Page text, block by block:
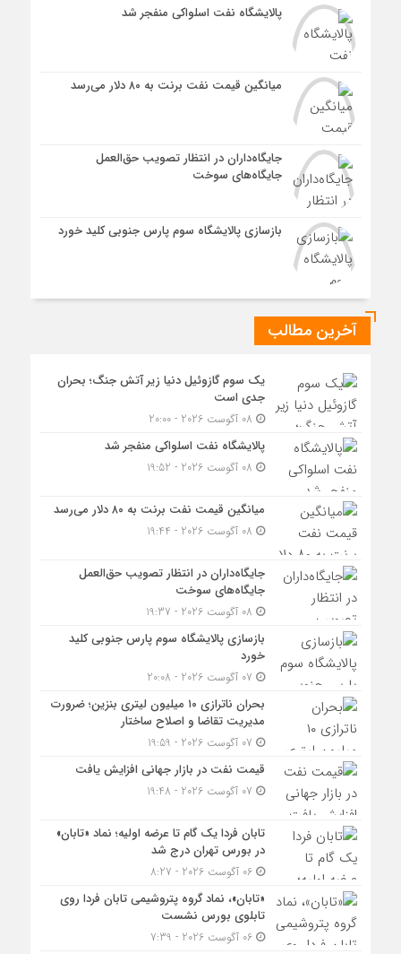
پالایشگاه نفت اسلواکی منفجر شد
میانگین قیمت نفت برنت به ۸۰ دلار می‌رسد
جایگاه‌داران در انتظار تصویب حق‌العمل
جایگاه‌های سوخت
بازسازی پالایشگاه سوم پارس جنوبی کلید خورد
آخرین مطالب
یک سوم گازوئیل دنیا زیر آتش جنگ؛ بحران
جدی است
پالایشگاه نفت اسلواکی منفجر شد
میانگین قیمت نفت برنت به ۸۰ دلار می‌رسد
جایگاه‌داران در انتظار تصویب حق‌العمل
جایگاه‌های سوخت
بازسازی پالایشگاه سوم پارس جنوبی کلید
خورد
بحران ناترازی ۱۰ میلیون لیتری بنزین؛ ضرورت
مدیریت تقاضا و اصلاح ساختار
قیمت نفت در بازار جهانی افزایش یافت
تابان فردا یک گام تا عرضه اولیه؛ نماد «تابان»
در بورس تهران درج شد
06 آگوست 2026 - 8:27
«تابان»، نماد گروه پتروشیمی تابان فردا روی
تابلوی بورس نشست
06 آگوست 2026 - 7:39